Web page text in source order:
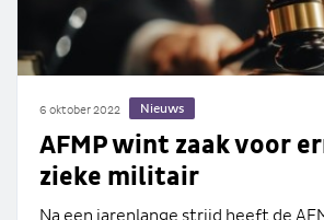
6 oktober 2022 Nieuws
AFMP wint zaak voor
zieke militair
Na een jarenlange strijd heeft de